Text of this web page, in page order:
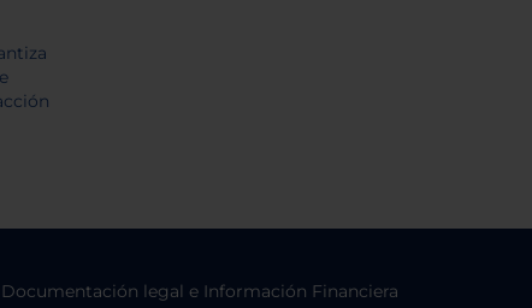
Documentación legal e Información Financiera